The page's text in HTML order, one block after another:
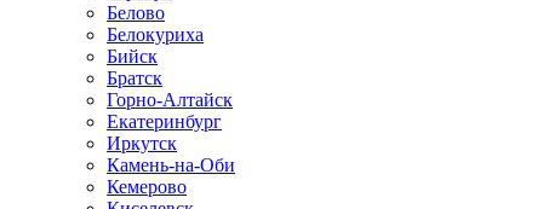
Белово
Белокуриха
Бийск
Братск
Горно-Алтайск
Екатеринбург
Иркутск
Камень-на-Оби
Кемерово